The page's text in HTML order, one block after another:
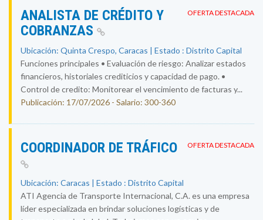
OFERTA DESTACADA
ANALISTA DE CRÉDITO Y
COBRANZAS
Ubicación: Quinta Crespo, Caracas | Estado : Distrito Capital
Funciones principales • Evaluación de riesgo: Analizar estados
financieros, historiales crediticios y capacidad de pago. •
Control de credito: Monitorear el vencimiento de facturas y...
Publicación: 17/07/2026 - Salario: 300-360
OFERTA DESTACADA
COORDINADOR DE TRÁFICO
Ubicación: Caracas | Estado : Distrito Capital
ATI Agencia de Transporte Internacional, C.A. es una empresa
líder especializada en brindar soluciones logísticas y de